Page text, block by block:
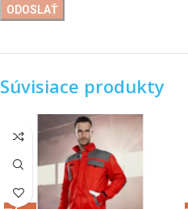
Súvisiace produkty